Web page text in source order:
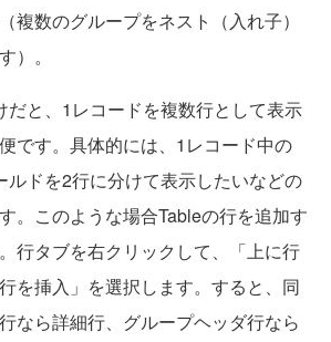
複数のグループをネスト（入れ子）
）。
と、1レコードを複数行として表示
です。具体的には、1レコード中の
ルドを2行に分けて表示したいなどの
。このような場合Tableの行を追加す
行タブを右クリックして、「上に行
を挿入」を選択します。すると、同
なら詳細行、グループヘッダ行なら